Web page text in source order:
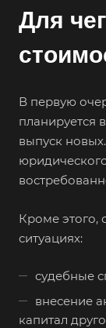
Для
В первую
планируется
выпуск
Кроме этого,
ситуациях:
судебные
внесение
капитал